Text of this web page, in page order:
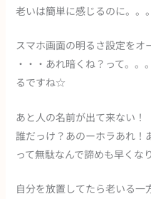
老いは簡単に感じるのに。。。
スマホ画面の明るさ設定をオ
・・・あれ暗くね？って。
るですね☆
あと人の名前が出て来ない！
誰だっけ？あのーホラあれ
って無駄なんで諦めも早くな
自分を放置してたら老いる